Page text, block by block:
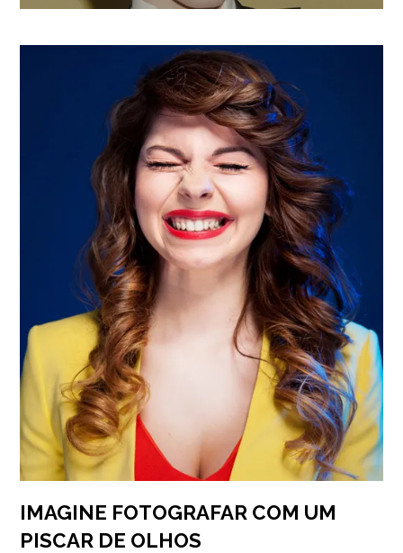
IMAGINE FOTOGRAFAR COM UM
PISCAR DE OLHOS